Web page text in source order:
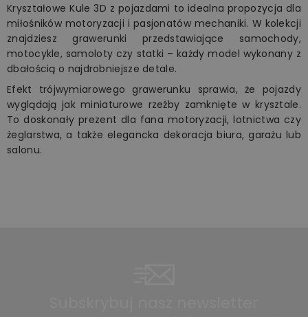
Kryształowe Kule 3D z pojazdami to idealna propozycja dla
miłośników motoryzacji i pasjonatów mechaniki. W kolekcji
znajdziesz grawerunki przedstawiające samochody,
motocykle, samoloty czy statki – każdy model wykonany z
dbałością o najdrobniejsze detale.
Efekt trójwymiarowego grawerunku sprawia, że pojazdy
wyglądają jak miniaturowe rzeźby zamknięte w krysztale.
To doskonały prezent dla fana motoryzacji, lotnictwa czy
żeglarstwa, a także elegancka dekoracja biura, garażu lub
salonu.